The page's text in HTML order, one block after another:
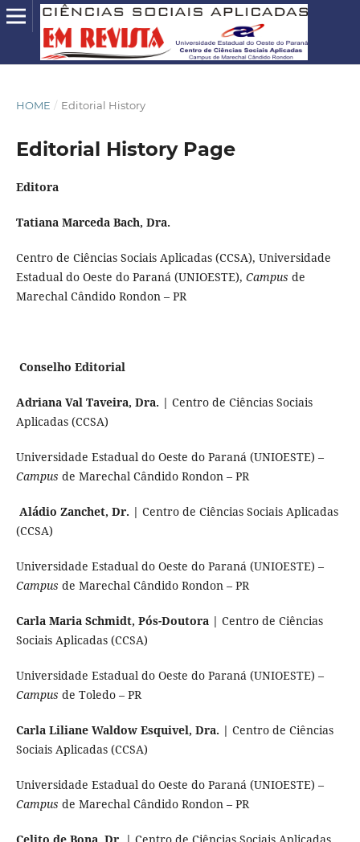
HOME / Editorial History
Editorial History Page
Editora
Tatiana Marceda Bach, Dra.
Centro de Ciências Sociais Aplicadas (CCSA), Universidade
Estadual do Oeste do Paraná (UNIOESTE), Campus de
Marechal Cândido Rondon – PR
Conselho Editorial
Adriana Val Taveira, Dra. | Centro de Ciências Sociais
Aplicadas (CCSA)
Universidade Estadual do Oeste do Paraná (UNIOESTE) –
Campus de Marechal Cândido Rondon – PR
Aládio Zanchet, Dr. | Centro de Ciências Sociais Aplicadas
(CCSA)
Universidade Estadual do Oeste do Paraná (UNIOESTE) –
Campus de Marechal Cândido Rondon – PR
Carla Maria Schmidt, Pós-Doutora | Centro de Ciências
Sociais Aplicadas (CCSA)
Universidade Estadual do Oeste do Paraná (UNIOESTE) –
Campus de Toledo – PR
Carla Liliane Waldow Esquivel, Dra. | Centro de Ciências
Sociais Aplicadas (CCSA)
Universidade Estadual do Oeste do Paraná (UNIOESTE) –
Campus de Marechal Cândido Rondon – PR